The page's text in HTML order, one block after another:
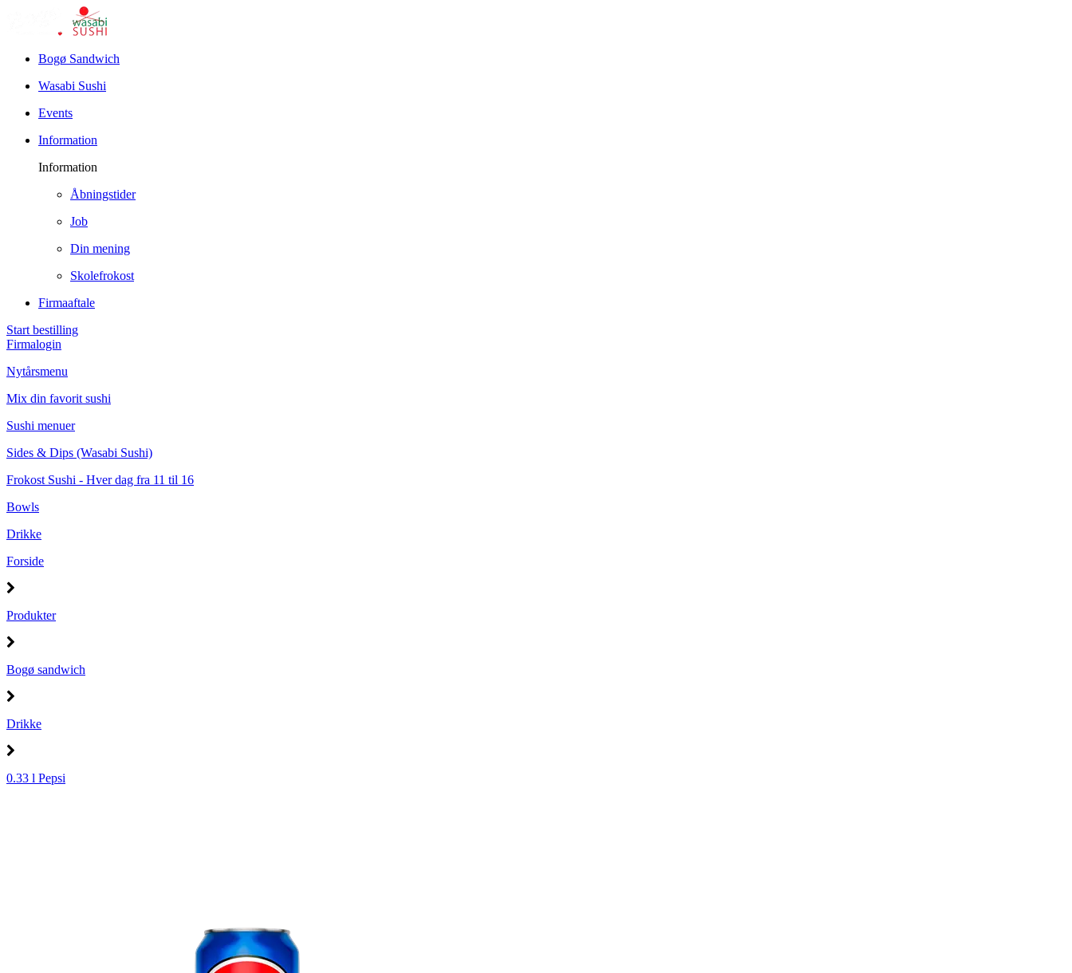
Bogø Sandwich
Wasabi Sushi
Events
Information
Information
Åbningstider
Job
Din mening
Skolefrokost
Firmaaftale
Start bestilling
Firmalogin
Nytårsmenu
Mix din favorit sushi
Sushi menuer
Sides & Dips (Wasabi Sushi)
Frokost Sushi - Hver dag fra 11 til 16
Bowls
Drikke
Forside
Produkter
Bogø sandwich
Drikke
0.33 l Pepsi